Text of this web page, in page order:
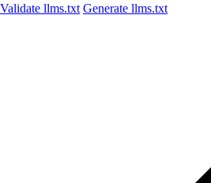
Validate llms.txt Generate llms.txt